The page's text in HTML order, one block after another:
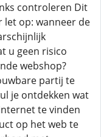
controleren Dit
let op: wanneer de
u geen risico
webshop?
partij te
je ontdekken wat
te vinden
op het web te